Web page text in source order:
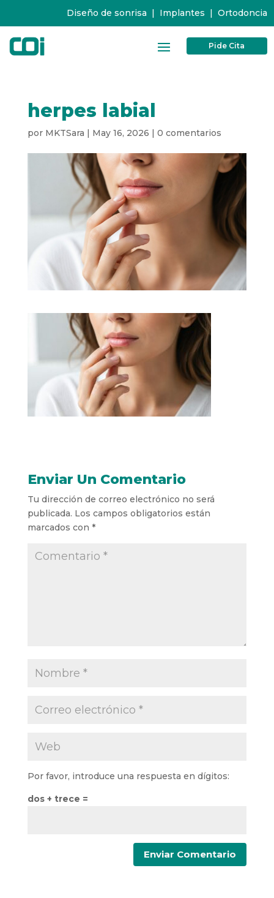
Diseño de sonrisa | Implantes | Ortodoncia
Pide Cita
herpes labial
por MKTSara | May 16, 2026 | 0 comentarios
Enviar Un Comentario
Tu dirección de correo electrónico no será
publicada. Los campos obligatorios están
marcados con *
Por favor, introduce una respuesta en dígitos:
dos + trece =